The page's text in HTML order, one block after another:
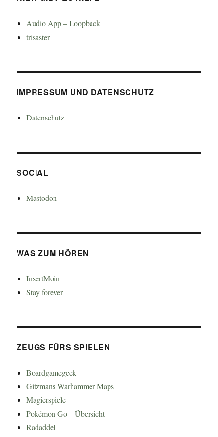
Audio App – Loopback
trisaster
IMPRESSUM UND DATENSCHUTZ
Datenschutz
SOCIAL
Mastodon
WAS ZUM HÖREN
InsertMoin
Stay forever
ZEUGS FÜRS SPIELEN
Boardgamegeek
Gitzmans Warhammer Maps
Magierspiele
Pokémon Go – Übersicht
Radaddel